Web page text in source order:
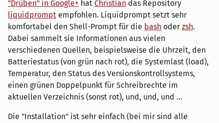
"Drüben" in Google+ hat Christian das Repository
liquidprompt empfohlen. Liquidprompt setzt sehr
komfortabel den Shell-Prompt für die bash oder zsh.
Dabei sammelt sie Informationen aus vielen
verschiedenen Quellen, beispielsweise die Uhrzeit, den
Batteriestatus (von grün nach rot), die Systemlast (load),
Temperatur, den Status des Versionskontrollsystems,
einen grünen Doppelpunkt für Schreibrechte im
aktuellen Verzeichnis (sonst rot), und, und, und ...
Die "Installation" ist sehr einfach (bei mir sind alle